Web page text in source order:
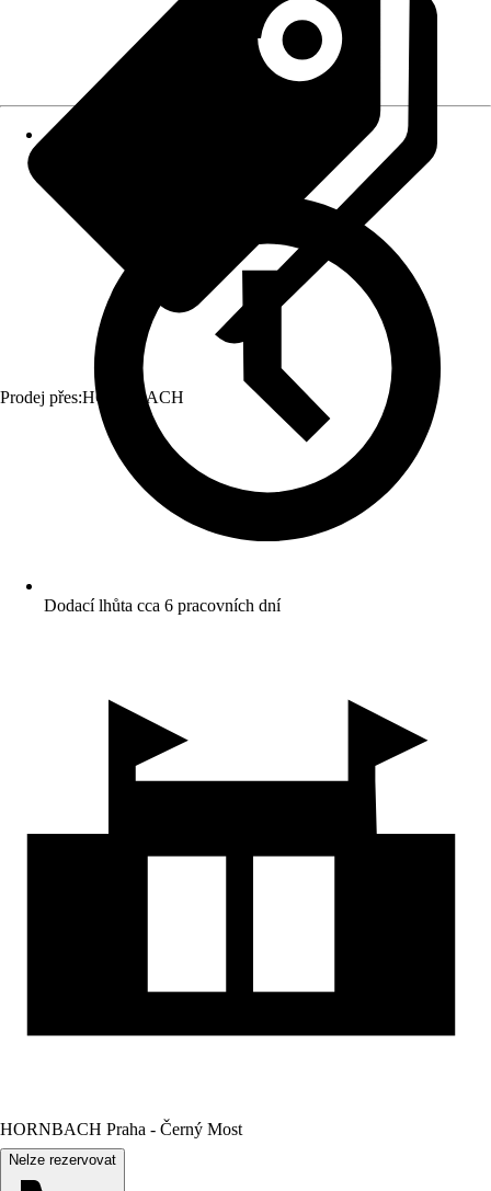
Prodej přes:HORNBACH
Dodací lhůta cca 6 pracovních dní
HORNBACH Praha - Černý Most
Nelze rezervovat